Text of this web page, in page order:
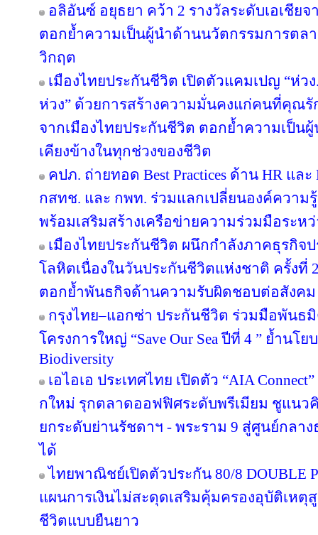
อลิอันซ์ อยุธยา คว้า 2 รางวัลระดับเอเชียจา
ตอกย้ำความเป็นผู้นำด้านนวัตกรรมการตล
วิกฤต
เมืองไทยประกันชีวิต เปิดตัวแคมเปญ “ห่ว
ห่วง” ด้วยการสร้างความมั่นคงแก่คนที่คุณรั
จากเมืองไทยประกันชีวิต ตอกย้ำความเป็น
เคียงข้างในทุกช่วงของชีวิต
คปภ. ถ่ายทอด Best Practices ด้าน HR แล
กสทช. และ กพท. ร่วมแลกเปลี่ยนองค์ความ
พร้อมเสริมสร้างเครือข่ายความร่วมมือระห
เมืองไทยประกันชีวิต ผนึกกำลังภาคธุรกิจ
โลหิตเนื่องในวันประกันชีวิตแห่งชาติ ครั้งที่
ตอกย้ำพันธกิจด้านความรับผิดชอบต่อสังคม
กรุงไทย–แอกซ่า ประกันชีวิต ร่วมมือพันธ
โครงการใหญ่ “Save Our Sea ปีที่ 4 ” ย้ำนโ
Biodiversity
เอไอเอ ประเทศไทย เปิดตัว “AIA
กใหม่ รุกตลาดออฟฟิศระดับพรีเมียม ชูแนวคิด
ยกระดับย่านรัชดาฯ - พระราม 9 สู่ศูนย์กลา
ได้
ไทยพาณิชย์เปิดตัวประกัน 80/8 DOUBLE
แผนการเงินไม่สะดุดเสริมคุ้มครองอุบัติเหตุ
ชีวิตแบบยืนยาว